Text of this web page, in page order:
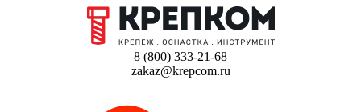
8 (800) 333-21-68
zakaz@krepcom.ru